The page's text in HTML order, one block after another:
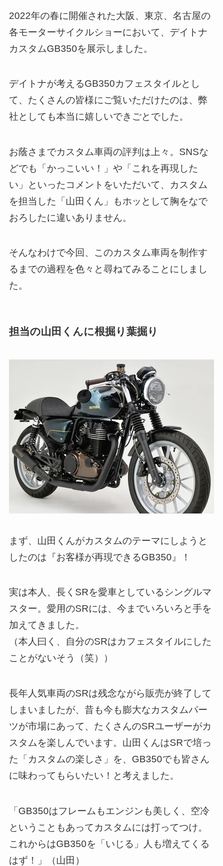
2022年の春に開催された大阪、東京、名古屋の
各モーターサイクルショーにおいて、デイトナ
カスタムGB350を展示しました。
デイトナが考えるGB350カフェスタイルとし
て、たくさんの皆様にご覧いただけたのは、弊
社としても本当に嬉しいできごとでした。
お蔭さまでカスタム車両の評判は上々。SNSな
どでも「かっこいい！」や「これを再現した
い」といったコメントをいただいて、カスタム
を担当した「山田くん」もホッとして胸をなで
おろしたに違いありません。
そんなわけで今回、このカスタム車両を制作す
るまでの過程を色々と尋ねてみることにしまし
た。
担当の山田くんに根掘り葉掘り
まず、山田くんがカスタムのテーマにしようと
したのは『お客様が再現できるGB350』！
実は本人、長くSRを愛車としているシングルマ
スター。愛用のSRには、今までいろいろと手を
加えてきました。
（本人曰く、自分のSRはカフェスタイルにした
ことがないそう（笑））
長年人気車両のSRは残念ながら販売が終了して
しまいましたが、昔も今も膨大なカスタムパー
ツが市場にあって、たくさんのSRユーザーがカ
スタムを楽しんでいます。山田くんはSRで培っ
た「カスタムの楽しさ」を、GB350でも皆さん
に味わってもらいたい！と考えました。
「GB350はフレームもエンジンも美しく、空冷
ということもあってカスタムには打ってつけ。
これからはGB350を「いじる」人も増えてくる
はず！」（山田）